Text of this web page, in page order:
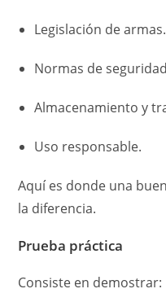
Legislación de armas.
Normas de
Almacenamiento y
Uso responsable.
Aquí es donde una
la diferencia.
Prueba práctica
Consiste en demostrar: